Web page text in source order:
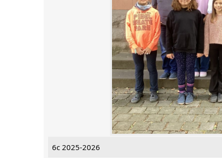
6c 2025-2026